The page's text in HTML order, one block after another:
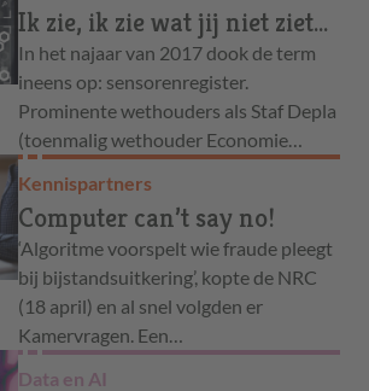
Ik zie, ik zie wat jij niet ziet…
In het najaar van 2017 dook de term
ineens op: sensorenregister.
Prominente wethouders als Staf Depla
(toenmalig wethouder Economie…
Kennispartners
Computer can’t say no!
‘Algoritme voorspelt wie fraude pleegt
bij bijstandsuitkering’, kopte de NRC
(18 april) en al snel volgden er
Kamervragen. Een…
Data en AI